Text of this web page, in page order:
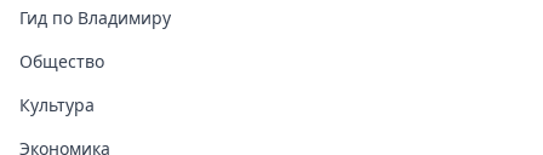
Гид по Владимиру
Общество
Культура
Экономика